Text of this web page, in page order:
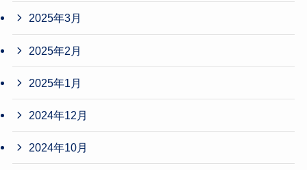
2025年3月
2025年2月
2025年1月
2024年12月
2024年10月